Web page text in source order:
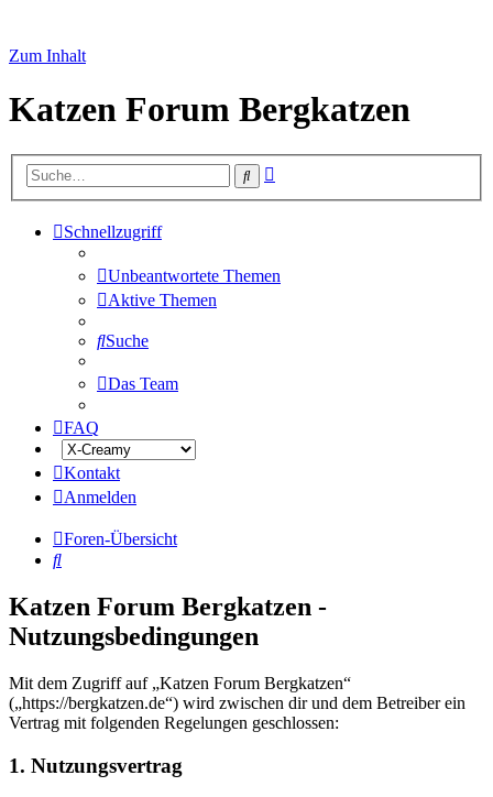
Zum Inhalt
Katzen Forum Bergkatzen
Suche
Schnellzugriff
Unbeantwortete Themen
Aktive Themen
Suche
Das Team
FAQ
Kontakt
Anmelden
Foren-Übersicht
Suche
Katzen Forum Bergkatzen -
Nutzungsbedingungen
Mit dem Zugriff auf „Katzen Forum Bergkatzen“
(„https://bergkatzen.de“) wird zwischen dir und dem Betreiber ein
Vertrag mit folgenden Regelungen geschlossen:
1. Nutzungsvertrag